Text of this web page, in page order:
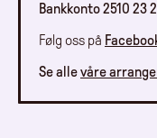
Bankkonto 2510 23
Følg oss på
Se allevåre